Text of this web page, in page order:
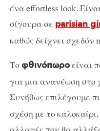
ένα effortless look.
σίγουρα σε parisian
καθώς δείχνει σχεδόν
Τοφθινόπωροείναι
για μια ανανέωση
Συνήθως επιλέγουμε
σχέση με το